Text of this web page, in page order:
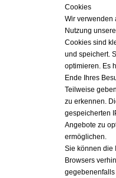
Cookies
Wir verwenden
Nutzung
Cookies sind
und speichert.
optimieren. Es
Ende Ihres
Teilweise
zu erkennen.
gespeicherten
Angebote zu
ermöglichen.
Sie können die
Browsers